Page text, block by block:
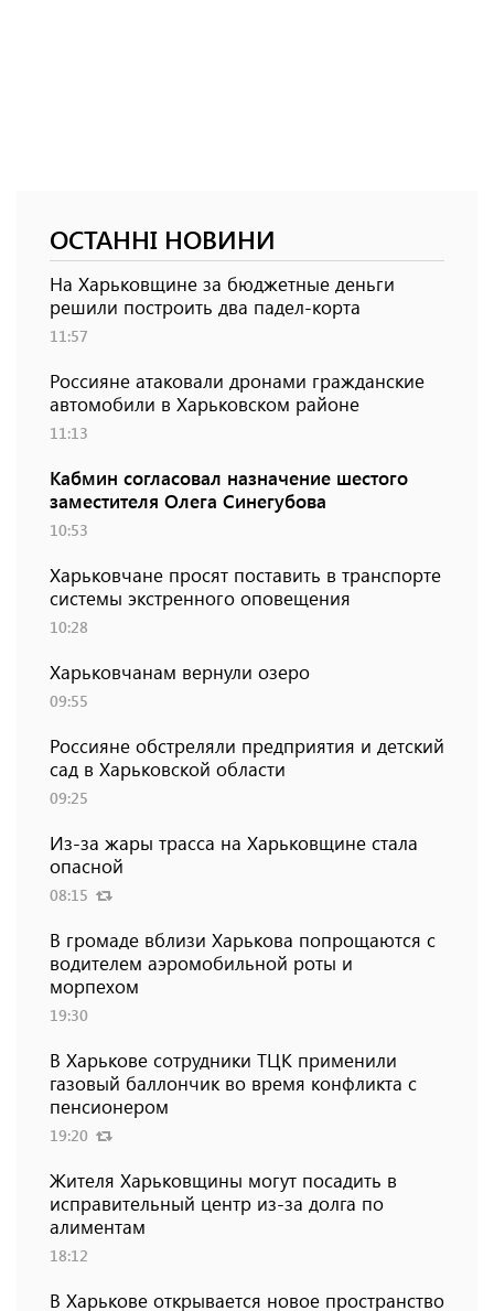
ОСТАННІ НОВИНИ
На Харьковщине за бюджетные деньги
решили построить два падел-корта
11:57
Россияне атаковали дронами гражданские
автомобили в Харьковском районе
11:13
Кабмин согласовал назначение шестого
заместителя Олега Синегубова
10:53
Харьковчане просят поставить в транспорте
системы экстренного оповещения
10:28
Харьковчанам вернули озеро
09:55
Россияне обстреляли предприятия и детский
сад в Харьковской области
09:25
Из-за жары трасса на Харьковщине стала
опасной
08:15
В громаде вблизи Харькова попрощаются с
водителем аэромобильной роты и
морпехом
19:30
В Харькове сотрудники ТЦК применили
газовый баллончик во время конфликта с
пенсионером
19:20
Жителя Харьковщины могут посадить в
исправительный центр из-за долга по
алиментам
18:12
В Харькове открывается новое пространство